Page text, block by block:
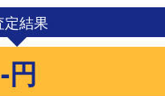
定結果
-円